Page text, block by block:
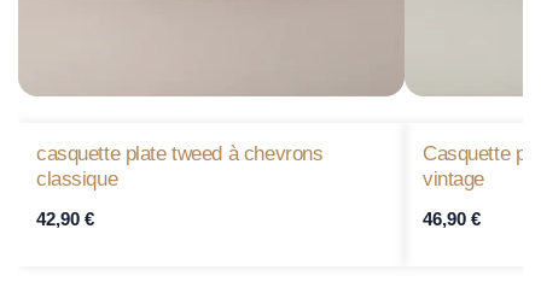
casquette plate tweed à chevrons
classique
42,90 €
Casquette
vintage
46,90 €